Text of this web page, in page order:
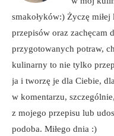
smakołyków:) Życzę
przepisów oraz zachęcam
przygotowanych potraw,
kulinarny to nie tylko
ja i tworzę je dla Ciebie,
w komentarzu,
z mojego przepisu lub
podoba. Miłego dnia :)